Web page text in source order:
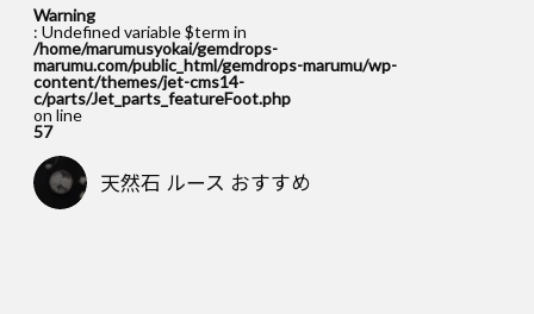
Warning
: Undefined variable $term in
/home/marumusyokai/gemdrops-
marumu.com/public_html/gemdrops-marumu/wp-
content/themes/jet-cms14-
c/parts/Jet_parts_featureFoot.php
on line
57
天然石 ルース おすすめ